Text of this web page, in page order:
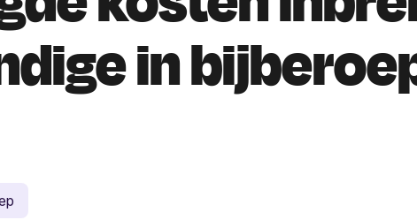
in